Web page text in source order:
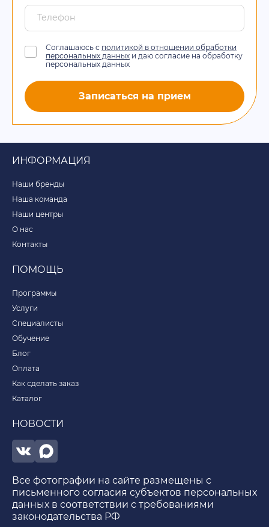
Соглашаюсь с политикой в отношении обработки
персональных данных и даю согласие на обработку
персональных данных
Записаться на прием
ИНФОРМАЦИЯ
Наши бренды
Наша команда
Наши центры
О нас
Контакты
ПОМОЩЬ
Программы
Услуги
Специалисты
Обучение
Блог
Оплата
Как сделать заказ
Каталог
НОВОСТИ
Все фотографии на сайте размещены с
письменного согласия субъектов персональных
данных в соответствии с требованиями
законодательства РФ